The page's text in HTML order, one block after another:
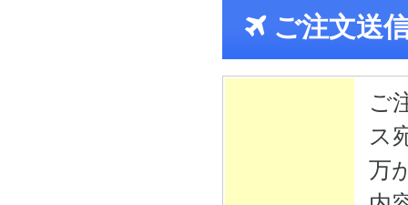
ご注文送
ご
ス
万